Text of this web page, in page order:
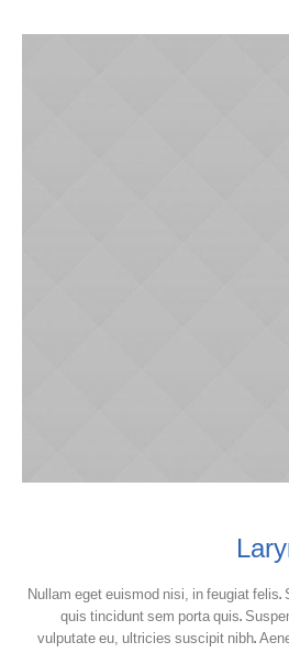
Nullam eget euismod nisi, in feugiat felis.
quis tincidunt sem porta quis.
vulputate eu, ultricies suscipit nibh.